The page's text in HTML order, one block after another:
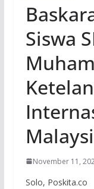
Siswa
November 11,
Solo, Poskita.co